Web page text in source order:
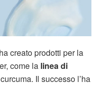
creato prodotti per la
come la linea di
Il successo l’ha